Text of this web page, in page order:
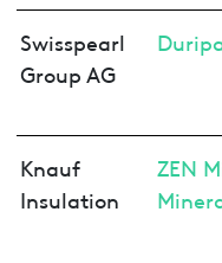
Swisspearl
Group AG
Knauf
Insulation
ZEN